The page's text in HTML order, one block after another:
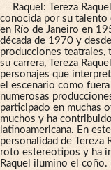
Raquel: Tereza
conocida por su talento
en Río de Janeiro en
década de 1970 y
producciones teatrales,
su carrera, Tereza
personajes que
el escenario como
numerosas
participado en muchas
muchos y ha
latinoamericana. En
personalidad de Tereza
roto estereotipos y ha
Raquel ilumino el coño.